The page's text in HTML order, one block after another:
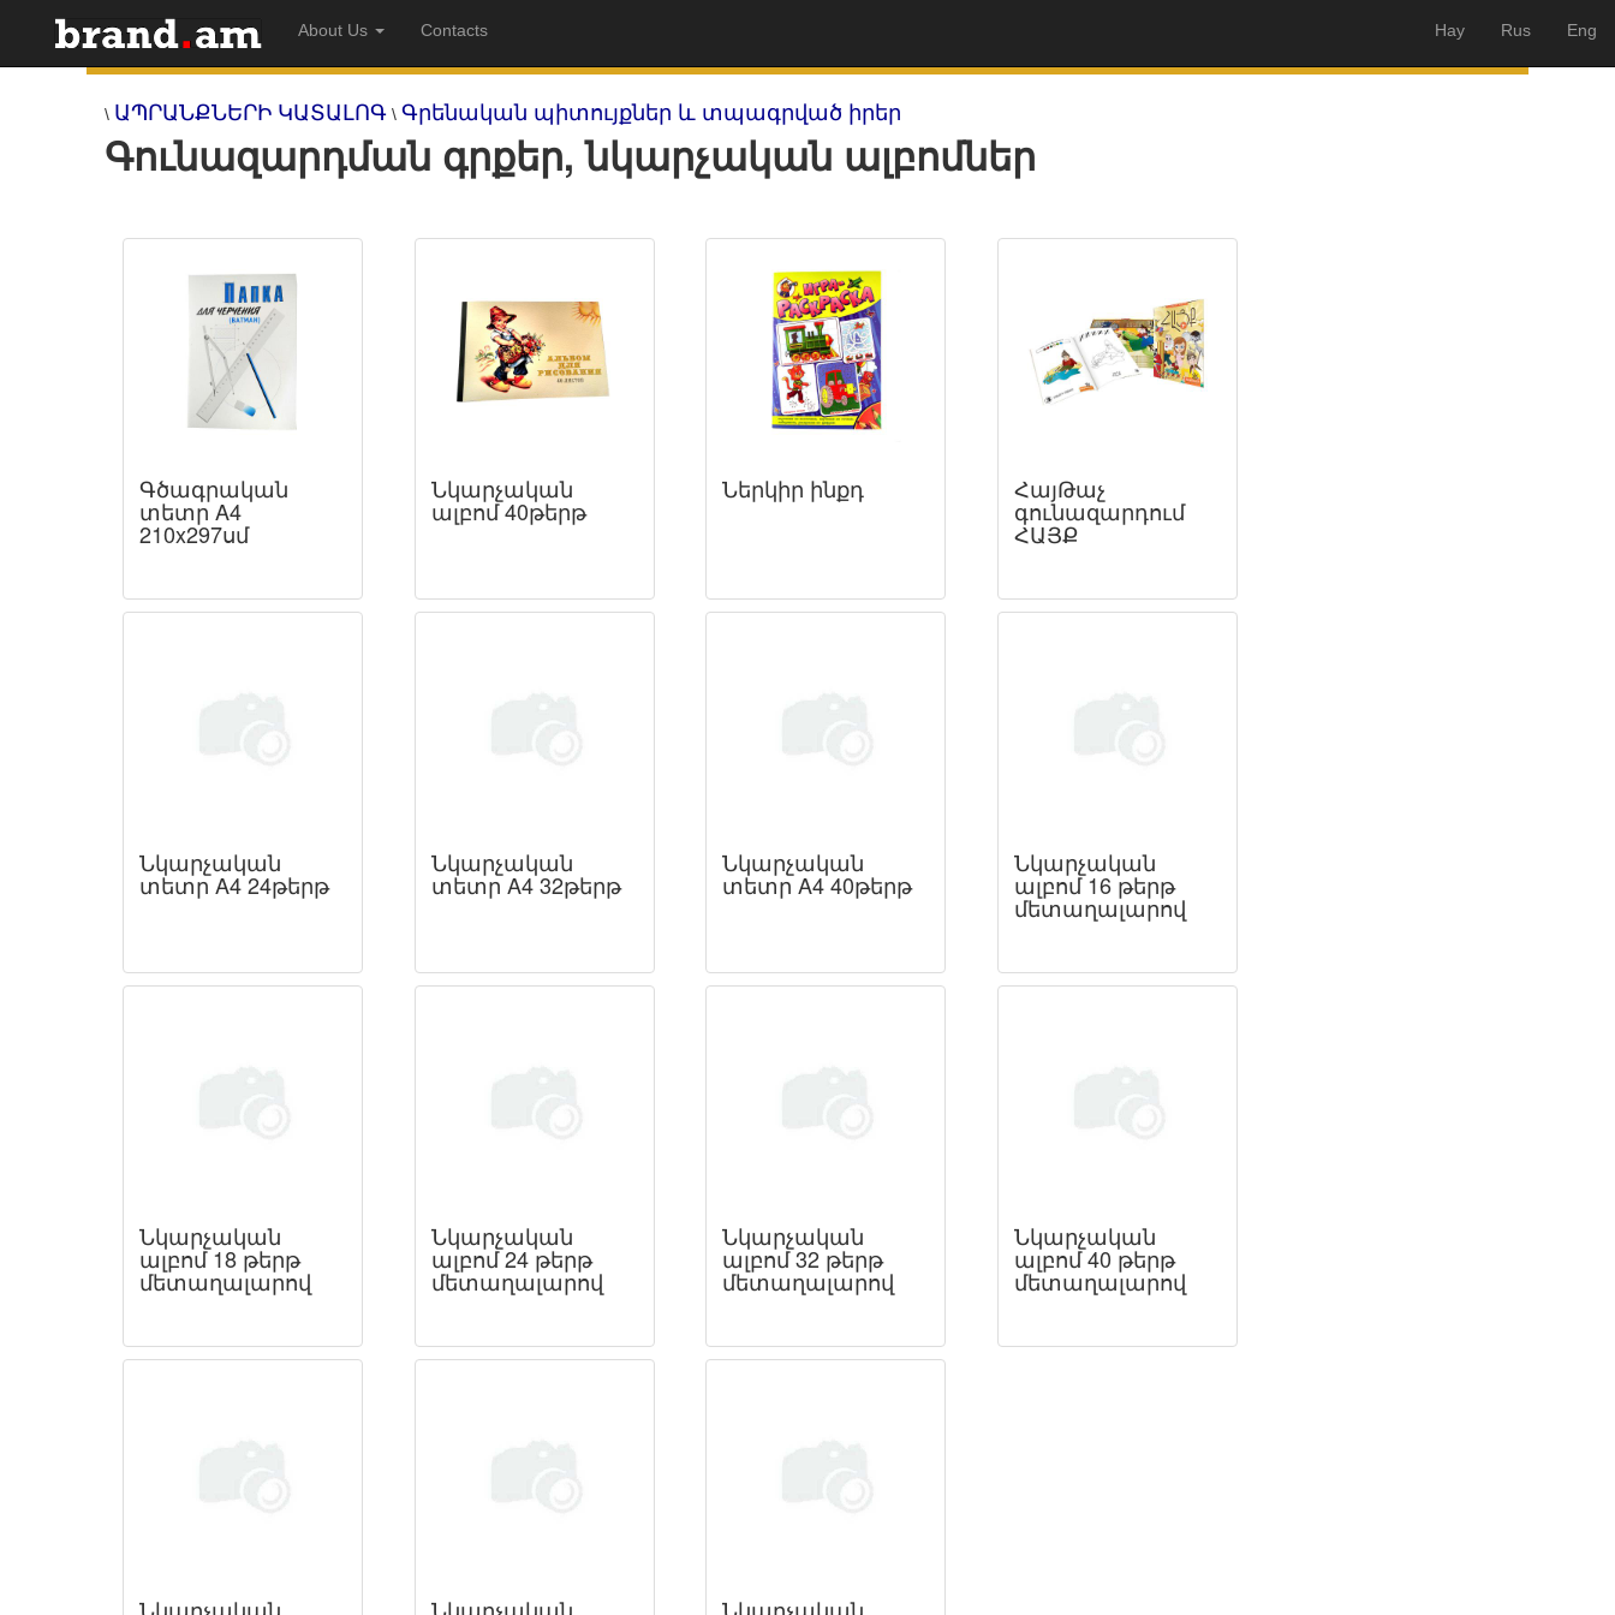
About Us Contacts Hay Rus Eng
\ ԱՊՐԱՆՔՆԵՐԻ ԿԱՏԱԼՈԳ \ Գրենական պիտույքներ և տպագրված իրեր
Գունազարդման գրքեր, նկարչական ալբոմներ
Գծագրական
տետր A4
210x297սմ
Նկարչական
ալբոմ 40թերթ
Ներկիր ինքդ ՀայԹաչ
գունազարդում
ՀԱՅՔ
Նկարչական
տետր A4 24թերթ
Նկարչական
տետր A4 32թերթ
Նկարչական
տետր A4 40թերթ
Նկարչական
ալբոմ 16 թերթ
մետաղալարով
Նկարչական
ալբոմ 18 թերթ
մետաղալարով
Նկարչական
ալբոմ 24 թերթ
մետաղալարով
Նկարչական
ալբոմ 32 թերթ
մետաղալարով
Նկարչական
ալբոմ 40 թերթ
մետաղալարով